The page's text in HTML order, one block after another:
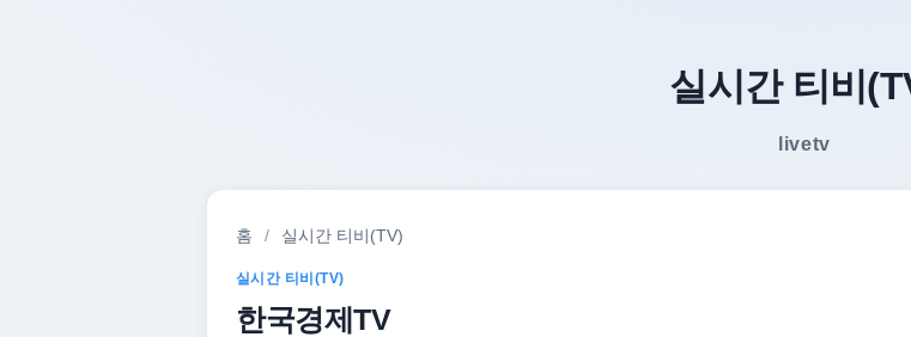
실시간 티비
livetv
홈 / 실시간 티비(TV)
실시간 티비(TV)
한국경제TV